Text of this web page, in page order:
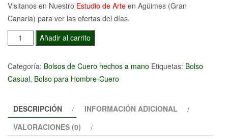
Visitanos en Nuestro Estudio de Arte en Agüimes (Gran
Canaria) para ver las ofertas del días.
Bolso
Hombre
Casual-
Cuero
Añadir al carrito
Categoría: Bolsos de Cuero hechos a mano Etiquetas: Bolso
Casual, Bolso para Hombre-Cuero
DESCRIPCIÓN
INFORMACIÓN ADICIONAL
VALORACIONES (0)